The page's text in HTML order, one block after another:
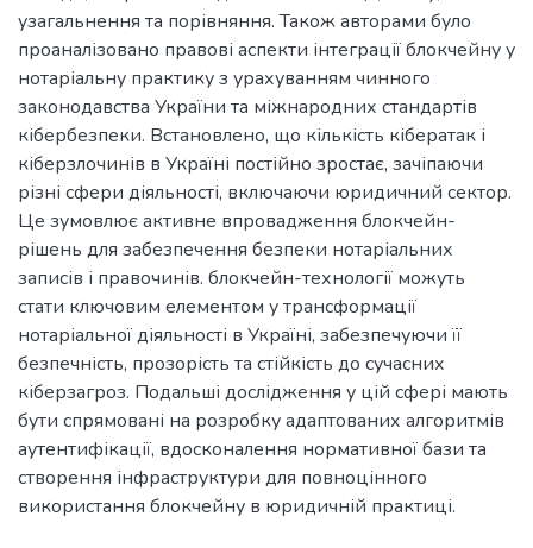
узагальнення та порівняння. Також авторами було
проаналізовано правові аспекти інтеграції блокчейну у
нотаріальну практику з урахуванням чинного
законодавства України та міжнародних стандартів
кібербезпеки. Встановлено, що кількість кібератак і
кіберзлочинів в Україні постійно зростає, зачіпаючи
різні сфери діяльності, включаючи юридичний сектор.
Це зумовлює активне впровадження блокчейн-
рішень для забезпечення безпеки нотаріальних
записів і правочинів. блокчейн-технології можуть
стати ключовим елементом у трансформації
нотаріальної діяльності в Україні, забезпечуючи її
безпечність, прозорість та стійкість до сучасних
кіберзагроз. Подальші дослідження у цій сфері мають
бути спрямовані на розробку адаптованих алгоритмів
аутентифікації, вдосконалення нормативної бази та
створення інфраструктури для повноцінного
використання блокчейну в юридичній практиці.